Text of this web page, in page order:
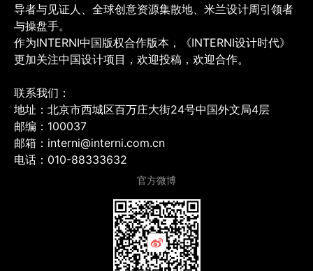
导者与见证人、全球创意资源集散地、米兰设计周引领者
与操盘手。
作为INTERNI中国版权合作版本，《INTERNI设计时代》
更加关注中国设计项目，欢迎投稿，欢迎合作。
联系我们：
地址：北京市西城区百万庄大街24号中国外文局4层
邮编：100037
邮箱：interni@interni.com.cn
电话：010-88333632
官方微博